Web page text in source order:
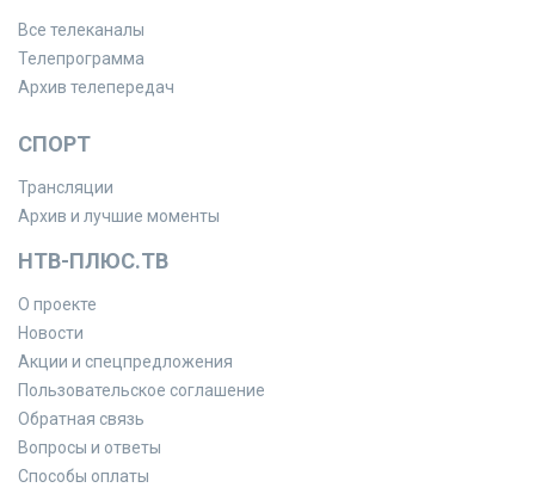
Все телеканалы
Телепрограмма
Архив телепередач
СПОРТ
Трансляции
Архив и лучшие моменты
НТВ-ПЛЮС.ТВ
О проекте
Новости
Акции и спецпредложения
Пользовательское соглашение
Обратная связь
Вопросы и ответы
Способы оплаты